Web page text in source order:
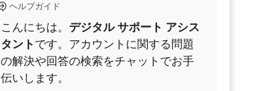
ヘルプガイド
こんにちは。 デジタル サポート アシス
タント です。アカウントに関する問題
の解決や回答の検索をチャットでお手
伝いします。